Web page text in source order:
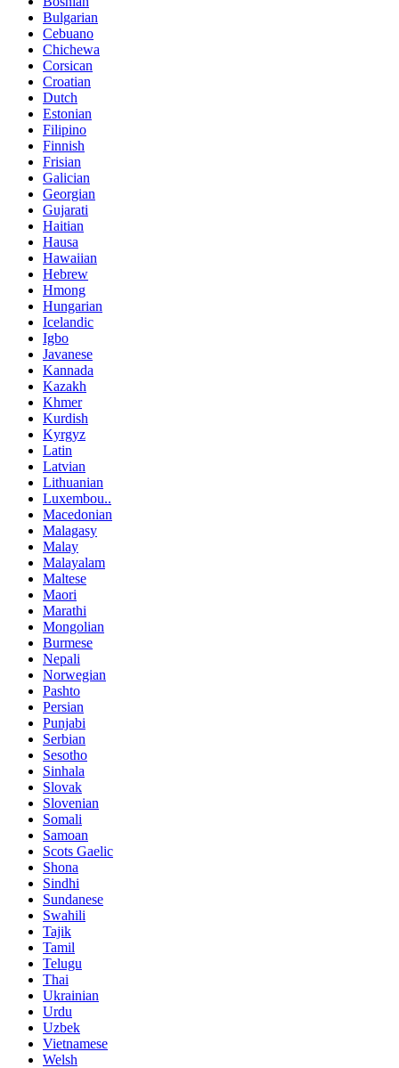
Bulgarian
Cebuano
Chichewa
Corsican
Croatian
Dutch
Estonian
Filipino
Finnish
Frisian
Galician
Georgian
Gujarati
Haitian
Hausa
Hawaiian
Hebrew
Hmong
Hungarian
Icelandic
Igbo
Javanese
Kannada
Kazakh
Khmer
Kurdish
Kyrgyz
Latin
Latvian
Lithuanian
Luxembou..
Macedonian
Malagasy
Malay
Malayalam
Maltese
Maori
Marathi
Mongolian
Burmese
Nepali
Norwegian
Pashto
Persian
Punjabi
Serbian
Sesotho
Sinhala
Slovak
Slovenian
Somali
Samoan
Scots Gaelic
Shona
Sindhi
Sundanese
Swahili
Tajik
Tamil
Telugu
Thai
Ukrainian
Urdu
Uzbek
Vietnamese
Welsh